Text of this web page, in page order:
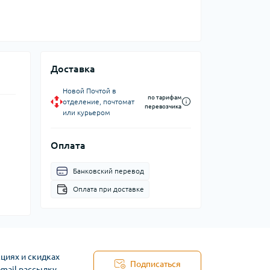
Доставка
Новой Почтой в
отделение, почтомат
или курьером
по тарифам
перевозчика
Оплата
Банковский перевод
Оплата при доставке
и скидках
Подписаться